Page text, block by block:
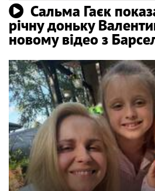
Сальма Гаєк
річну доньку
новому відео з